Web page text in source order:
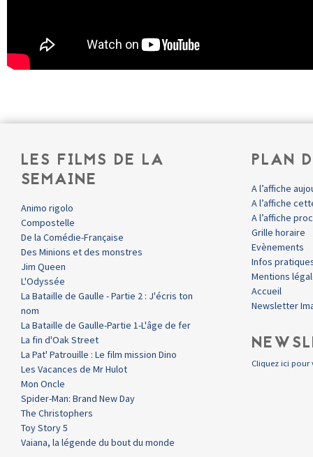
LES FILMS DE LA
SEMAINE
Animo rigolo
Compostelle
De la Comédie-Française
Des Minions et des monstres
Jim Queen
L'Odyssée
La Bataille de Gaulle - Partie 2 : J'écris ton
nom
La Bataille de Gaulle-Partie 1-L'âge de fer
La fin d'Oak Street
La Pat' Patrouille : Le film mission Dino
Les Vacances de Mr Hulot
Mon Oncle
Spider-Man: Brand New Day
The Christophers
Toy Story 5
Vaiana, la légende du bout du monde
PLAN
A l’affiche
A l’affiche
A l’affiche
Grille horaire
Evènements
Infos
Mentions
Accueil
Newsletter
Cliquez ici pour